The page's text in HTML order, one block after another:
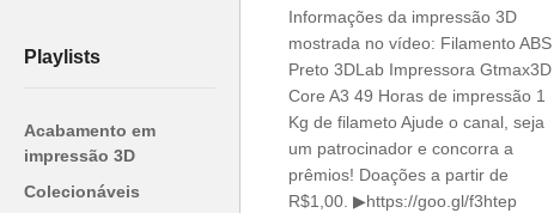
Playlists
Acabamento em
impressão 3D
Colecionáveis
Informações da impressão 3D
mostrada no vídeo: Filamento ABS
Preto 3DLab Impressora Gtmax3D
Core A3 49 Horas de impressão 1
Kg de filameto Ajude o canal, seja
um patrocinador e concorra a
prêmios! Doações a partir de
R$1,00. ▶https://goo.gl/f3htep